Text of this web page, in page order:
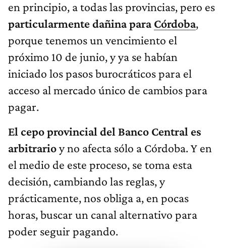
en principio, a todas las provincias, pero es
particularmente dañina paraCórdoba,
porque tenemos un vencimiento el
próximo 10 de junio, y ya se habían
iniciado los pasos burocráticos para el
acceso al mercado único de cambios para
pagar.
El cepo provincial del Banco Central es
arbitrarioy no afecta sólo a Córdoba. Y en
el medio de este proceso, se toma esta
decisión, cambiando las reglas, y
prácticamente, nos obliga a, en pocas
horas, buscar un canal alternativo para
poder seguir pagando.